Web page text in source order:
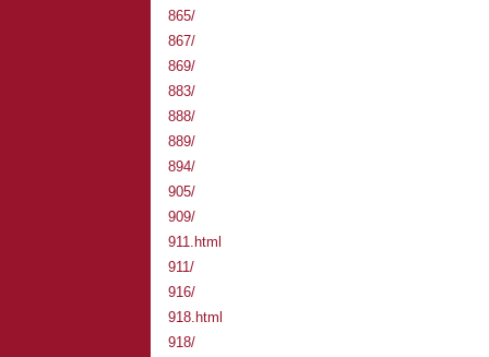
865/
867/
869/
883/
888/
889/
894/
905/
909/
911.html
911/
916/
918.html
918/